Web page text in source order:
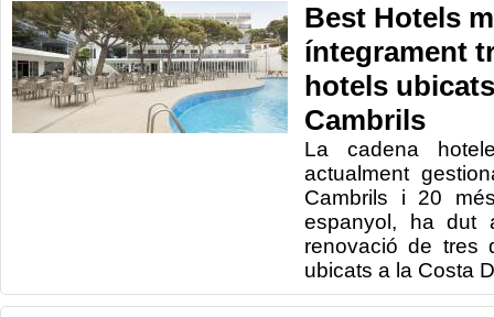
Best Hotels
íntegrament
hotels
Cambrils
La cadena
actualment
Cambrils i 20
espanyol, ha dut
renovació de tres
ubicats a la Costa